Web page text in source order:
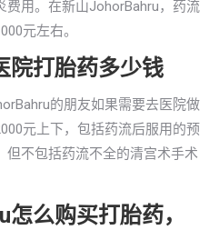
费用。在新山JohorBahru，药流
元左右。
院打胎药多少钱
的朋友如果需要去医院做
元上下，包括药流后服用的预
但不包括药流不全的清宫术手术
么购买打胎药，